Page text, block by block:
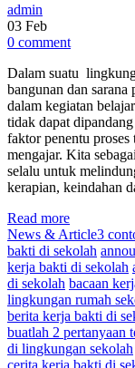
admin
03 Feb
0 comment
Dalam suatu
bangunan dan sarana
dalam kegiatan
tidak dapat
faktor penentu
mengajar. Kita
selalu untuk
kerapian, keindahan
Read more
News & Article3
bakti di sekolah
kerja bakti di sekolah
di sekolah bacaan
lingkungan rumah
berita kerja bakti di
buatlah 2 pertanyaan
di lingkungan sekolah
cerita kerja bakti di